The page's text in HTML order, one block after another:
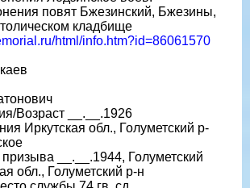
повят Бжезинский, Бжезины,
кладбище
html/info.htm?id=86061570
Возраст __.__.1926
Иркутская обл., Голуметский р-
__.__.1944, Голуметский
обл., Голуметский р-н